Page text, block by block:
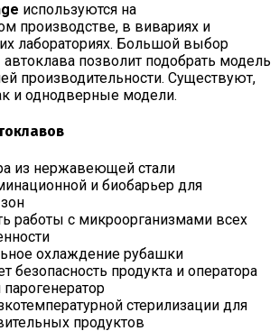
используются на
производстве, в вивариях и
лабораториях. Большой выбор
позволит подобрать модель
производительности. Существуют,
и однодверные модели.
из нержавеющей стали
и биобарьер для
работы с микроорганизмами всех
охлаждение рубашки
безопасность продукта и оператора
стерилизации для
продуктов